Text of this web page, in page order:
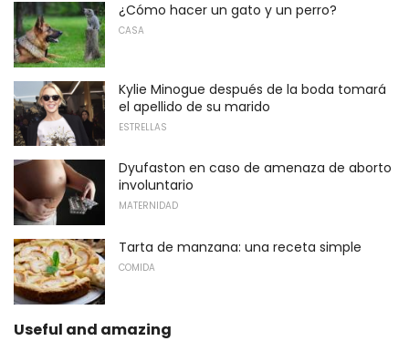
¿Cómo hacer un gato y un perro?
CASA
Kylie Minogue después de la boda tomará
el apellido de su marido
ESTRELLAS
Dyufaston en caso de amenaza de aborto
involuntario
MATERNIDAD
Tarta de manzana: una receta simple
COMIDA
Useful and amazing